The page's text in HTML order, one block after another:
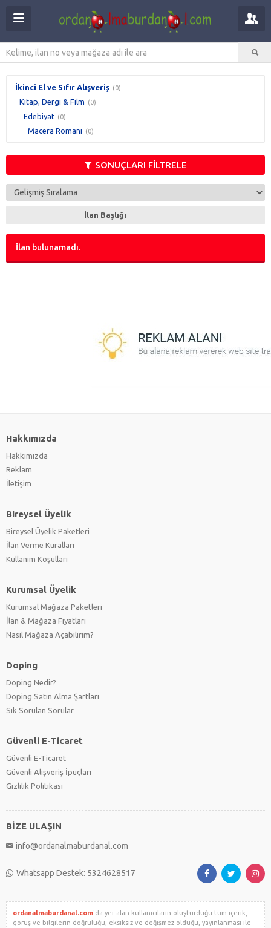
İkinci El ve Sıfır Alışveriş (0)
Kitap, Dergi & Film (0)
Edebiyat (0)
Macera Romanı (0)
SONUÇLARI FİLTRELE
İlan Başlığı
İlan bulunamadı.
Hakkımızda
Hakkımızda
Reklam
İletişim
Bireysel Üyelik
Bireysel Üyelik Paketleri
İlan Verme Kuralları
Kullanım Koşulları
Kurumsal Üyelik
Kurumsal Mağaza Paketleri
İlan & Mağaza Fiyatları
Nasıl Mağaza Açabilirim?
Doping
Doping Nedir?
Doping Satın Alma Şartları
Sık Sorulan Sorular
Güvenli E-Ticaret
Güvenli E-Ticaret
Güvenli Alışveriş İpuçları
Gizlilik Politikası
BİZE ULAŞIN
info@ordanalmaburdanal.com
Whatsapp Destek: 5324628517
ordanalmaburdanal.com'da yer alan kullanıcıların oluşturduğu tüm içerik,
görüş ve bilgilerin doğruluğu, eksiksiz ve değişmez olduğu, yayınlanması ile